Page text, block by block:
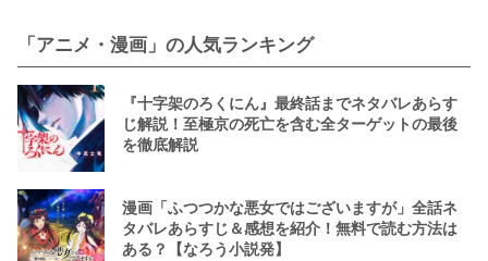
「アニメ・漫画」の人気ランキング
『十字架のろくにん』最終話までネタバレあらす
じ解説！至極京の死亡を含む全ターゲットの最後
を徹底解説
漫画「ふつつかな悪女ではございますが」全話ネ
タバレあらすじ＆感想を紹介！無料で読む方法は
ある？【なろう小説発】